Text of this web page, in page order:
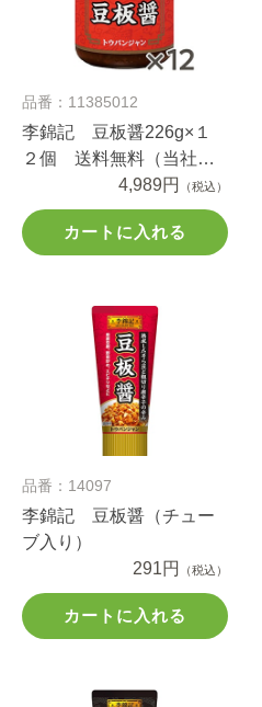
品番：11385012
李錦記 豆板醤226g×１
２個 送料無料（当社負
4,989円 （税込）
カートに入れる
品番：14097
李錦記 豆板醤（チュー
ブ入り）
291円
（税込）
カートに入れる